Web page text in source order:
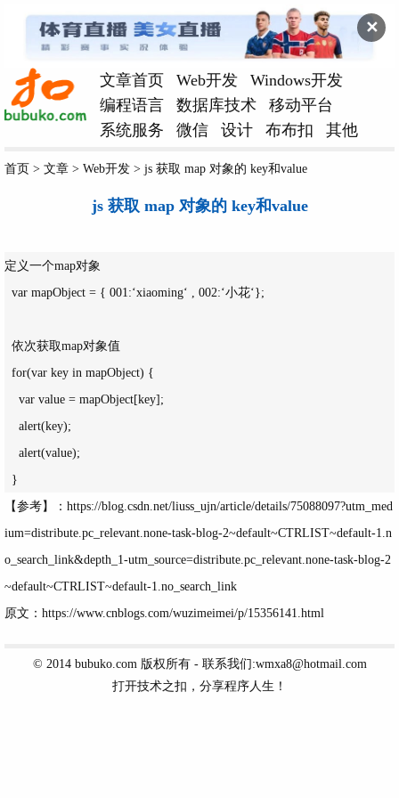
✕
文章首页 Web开发
Windows开发
编程语言
数据库技术
移动平台
系统服务
微信 设计 布布扣 其他
首页 > 文章 > Web开发 > js 获取 map 对象的 key和value
js 获取 map 对象的 key和value
定义一个map对象
【参考】： https://blog.csdn.net/liuss_ujn/article/details/75088097?utm_med
ium=distribute.pc_relevant.none-task-blog-2~default~CTRLIST~default-1.n
o_search_link&depth_1-utm_source=distribute.pc_relevant.none-task-blog-2
~default~CTRLIST~default-1.no_search_link
原文：https://www.cnblogs.com/wuzimeimei/p/15356141.html
© 2014 bubuko.com 版权所有 - 联系我们:wmxa8@hotmail.com
打开技术之扣，分享程序人生！